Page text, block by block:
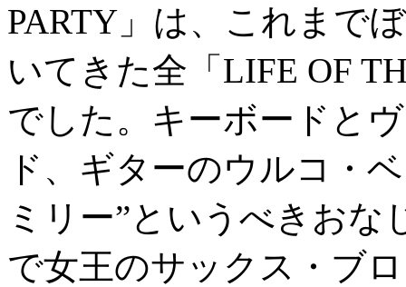
PARTY」は、これまで
いてきた全「LIFE OF
でした。キーボードと
ド、ギターのウルコ・
ミリー”というべきお
で女王のサックス・ブ